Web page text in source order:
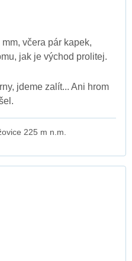
včera pár kapek,
jak je východ prolitej.
jdeme zalít... Ani hrom
225 m n.m.